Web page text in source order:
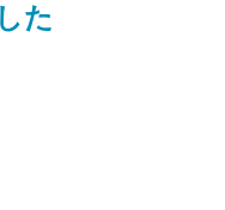
た